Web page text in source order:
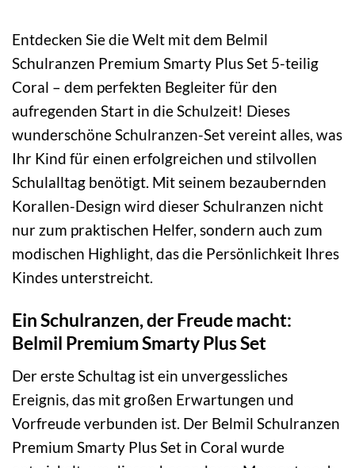
Entdecken Sie die Welt mit dem Belmil
Schulranzen Premium Smarty Plus Set 5-teilig
Coral – dem perfekten Begleiter für den
aufregenden Start in die Schulzeit! Dieses
wunderschöne Schulranzen-Set vereint alles, was
Ihr Kind für einen erfolgreichen und stilvollen
Schulalltag benötigt. Mit seinem bezaubernden
Korallen-Design wird dieser Schulranzen nicht
nur zum praktischen Helfer, sondern auch zum
modischen Highlight, das die Persönlichkeit Ihres
Kindes unterstreicht.
Ein Schulranzen, der Freude macht:
Belmil Premium Smarty Plus Set
Der erste Schultag ist ein unvergessliches
Ereignis, das mit großen Erwartungen und
Vorfreude verbunden ist. Der Belmil Schulranzen
Premium Smarty Plus Set in Coral wurde